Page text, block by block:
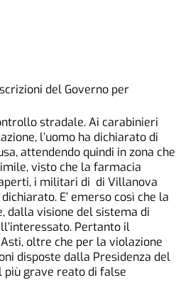
del Governo per
stradale. Ai carabinieri
l’uomo ha dichiarato di
attendendo quindi in zona che
visto che la farmacia
i militari di di Villanova
E’ emerso così che la
dalla visione del sistema di
Pertanto il
oltre che per la violazione
disposte dalla Presidenza del
più grave reato di false